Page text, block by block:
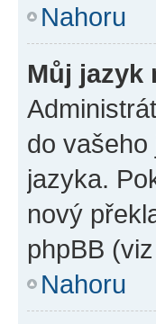
Nahoru
Můj jazyk
do
jazyka.
nový
phpBB
Nahoru